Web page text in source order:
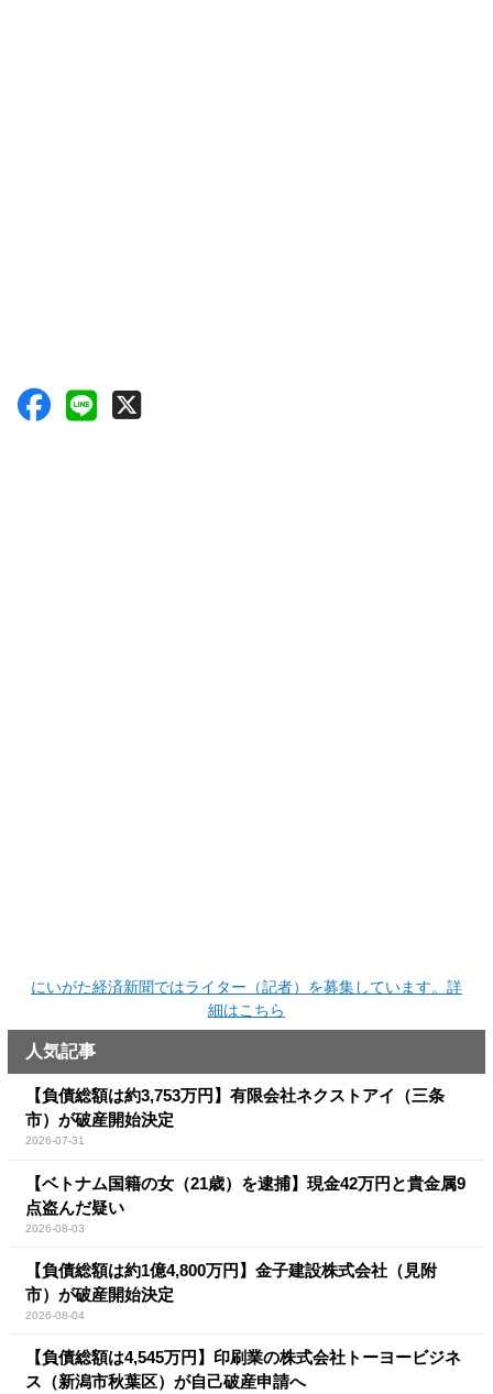
にいがた経済新聞ではライター（記者）を募集しています。詳
細はこちら
人気記事
【負債総額は約3,753万円】有限会社ネクストアイ（三条
市）が破産開始決定
2026-07-31
【ベトナム国籍の女（21歳）を逮捕】現金42万円と貴金属9
点盗んだ疑い
2026-08-03
【負債総額は約1億4,800万円】金子建設株式会社（見附
市）が破産開始決定
2026-08-04
【負債総額は4,545万円】印刷業の株式会社トーヨービジネ
ス（新潟市秋葉区）が自己破産申請へ